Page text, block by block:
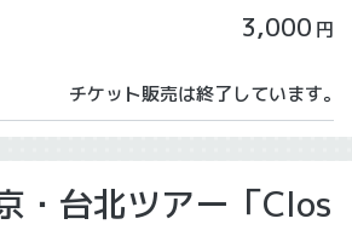
3,000 円
チケット販売は終了しています。
・台北ツアー「Clos